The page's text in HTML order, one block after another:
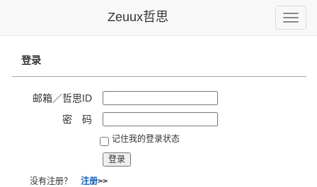
Toggle
Zeuux哲思
登录
邮箱／哲思ID
密 码
记住我的登录状态
没有注册？ 注册>>